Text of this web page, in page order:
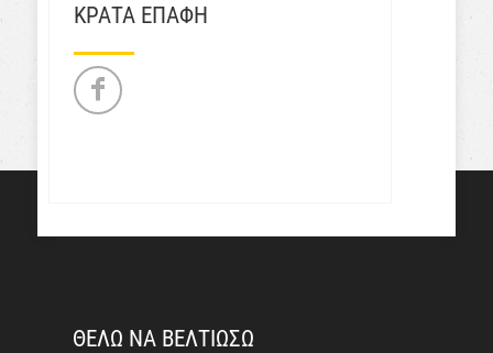
ΚΡΑΤΑ ΕΠΑΦΗ
ΘΕΛΩ ΝΑ ΒΕΛΤΙΩΣΩ